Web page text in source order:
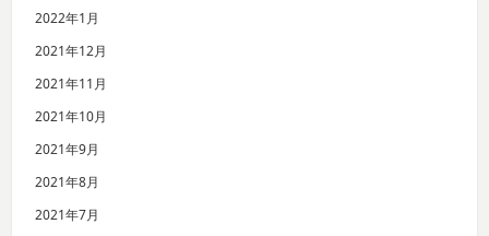
2022年1月
2021年12月
2021年11月
2021年10月
2021年9月
2021年8月
2021年7月